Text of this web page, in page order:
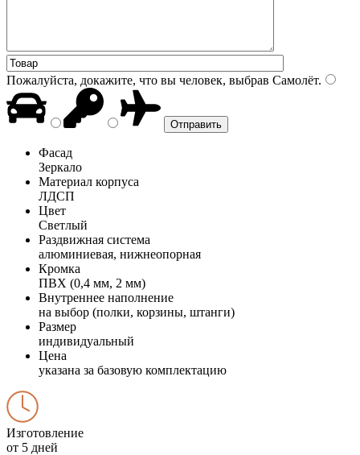
Пожалуйста, докажите, что вы человек, выбрав Самолёт.
Фасад
Зеркало
Материал корпуса
ЛДСП
Цвет
Светлый
Раздвижная система
алюминиевая, нижнеопорная
Кромка
ПВХ (0,4 мм, 2 мм)
Внутреннее наполнение
на выбор (полки, корзины, штанги)
Размер
индивидуальный
Цена
указана за базовую комплектацию
Изготовление
от 5 дней